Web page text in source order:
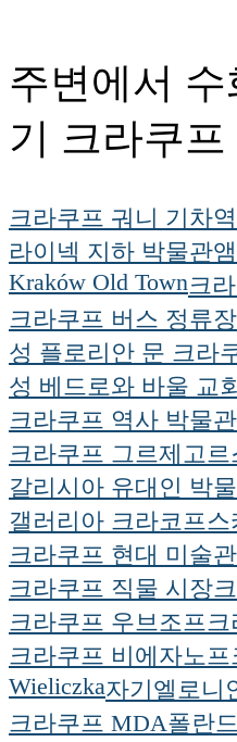
주변에서
기 크라쿠프
크라쿠프 궈니 기차역
라이넥 지하 박물관
Kraków Old Town크
크라쿠프 버스 정류장
성 플로리안 문 크라
성 베드로와 바울 교
크라쿠프 역사 박물관
크라쿠프 그르제고르
갈리시아 유대인 박
갤러리아 크라코프스
크라쿠프 현대 미술관
크라쿠프 직물 시장
크라쿠프 우브조프크
크라쿠프 비에자노프
Wieliczka자기엘로니
크라쿠프 MDA폴란